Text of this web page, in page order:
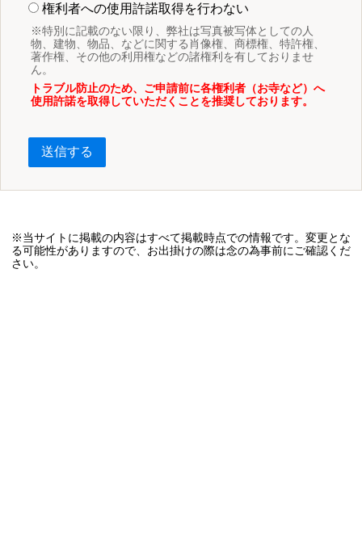
権利者への使用許諾取得を行わない
※特別に記載のない限り、弊社は写真被写体としての人
物、建物、物品、などに関する肖像権、商標権、特許権、
著作権、その他の利用権などの諸権利を有しておりませ
ん。
トラブル防止のため、ご申請前に各権利者（お寺など）へ
使用許諾を取得していただくことを推奨しております。
送信する
※当サイトに掲載の内容はすべて掲載時点での情報です。変更とな
る可能性がありますので、お出掛けの際は念の為事前にご確認くだ
さい。